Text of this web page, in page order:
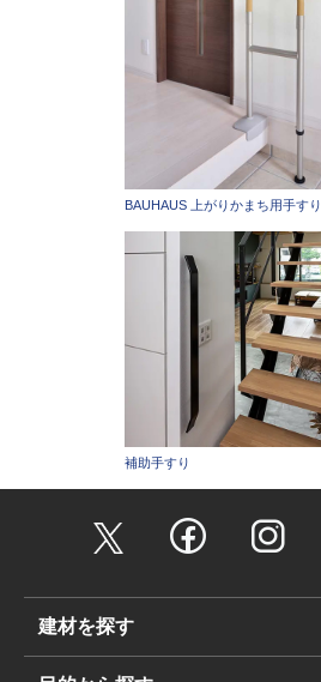
BAUHAUS 上がりかまち用手すり
補助手すり
建材を探す